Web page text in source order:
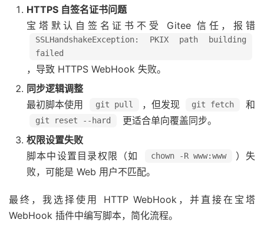
HTTPS 自签名证书问题
宝塔默认自签名证书不受 Gitee 信任，报错
SSLHandshakeException: PKIX path building
failed
，导致 HTTPS WebHook 失败。
同步逻辑调整
最初脚本使用
git pull ，但发现 git fetch 和
git reset --hard
更适合单向覆盖同步。
权限设置失败
脚本中设置目录权限（如
chown -R www:www
）失
败，可能是 Web 用户不匹配。
最终，我选择使用 HTTP WebHook，并直接在宝塔
WebHook 插件中编写脚本，简化流程。